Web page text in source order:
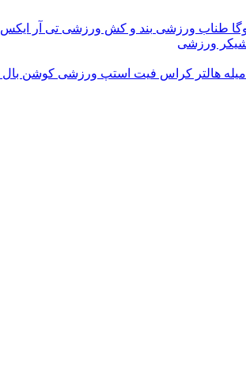
طناب ورزشی بند و کش ورزشی تی آر ایکس
ورزشی
میله هالتر کراس فیت استپ ورزشی کوشن بال